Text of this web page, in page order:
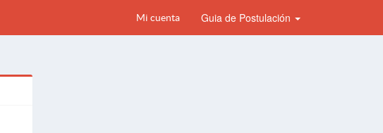
Mi cuenta Guia de Postulación